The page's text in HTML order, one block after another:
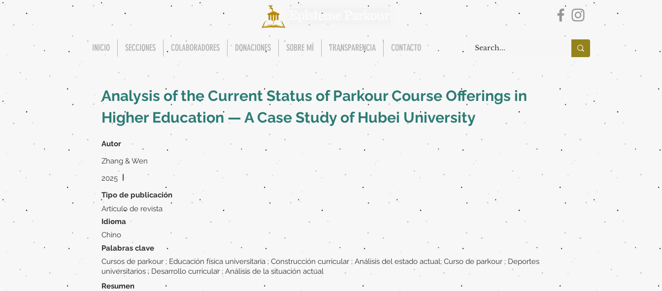
INICIO SECCIONES COLABORADORES DONACIONES SOBRE MÍ TRANSPARENCIA CONTACTO
Analysis of the Current Status of Parkour Course Offerings in
Higher Education — A Case Study of Hubei University
Autor
Zhang & Wen
2025 |
Tipo de publicación
Artículo de revista
Idioma
Chino
Palabras clave
Cursos de parkour ; Educación física universitaria ; Construcción curricular ; Análisis del estado actual; Curso de parkour ; Deportes
universitarios ; Desarrollo curricular ; Análisis de la situación actual
Resumen